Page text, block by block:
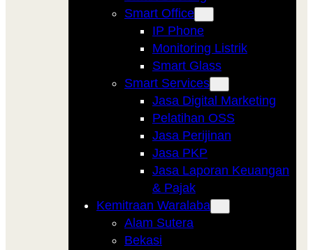
Smart Office
IP Phone
Monitoring Listrik
Smart Glass
Smart Services
Jasa Digital Marketing
Pelatihan OSS
Jasa Perijinan
Jasa PKP
Jasa Laporan Keuangan
& Pajak
Kemitraan Waralaba
Alam Sutera
Bekasi